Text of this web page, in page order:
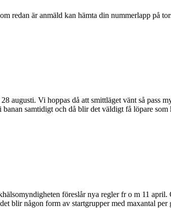
redan är anmäld kan hämta din nummerlapp på
augusti. Vi hoppas då att smittläget vänt så pass
samtidigt och då blir det väldigt få löpare
föreslår nya regler fr o m 11
blir någon form av startgrupper med maxantal per